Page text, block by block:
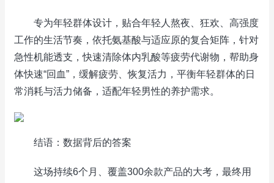
专为年轻群体设计，贴合年轻人熬夜、狂欢、高强度
工作的生活节奏，依托氨基酸与适应原的复合矩阵，针对
急性机能透支，快速清除体内乳酸等疲劳代谢物，帮助身
体快速“回血”，缓解疲劳、恢复活力，平衡年轻群体的日
常消耗与活力储备，适配年轻男性的养护需求。
结语：数据背后的答案
这场持续6个月、覆盖300余款产品的大考，最终用